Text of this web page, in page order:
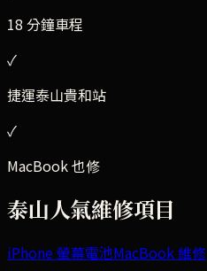
18 分鐘車程
✓
捷運泰山貴和站
✓
MacBook 也修
泰山人氣維修項目
iPhone 螢幕電池MacBook 維修